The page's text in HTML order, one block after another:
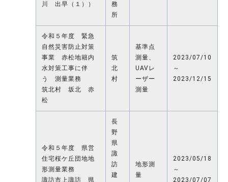
川 出早（１））
務
所
令和５年度 緊急
自然災害防止対策
事業 赤松地籍内
水対策工事に伴
う 測量業務
筑北村 坂北 赤
松
筑
北
村
基準点
測量、
UAVレ
ーザー
測量
2023/07/10
～
2023/12/15
令和５年度 県営
住宅桜ケ丘団地地
形測量業務
諏訪市上諏訪 県
長
野
県
諏
訪
建
地形測
量
2023/05/18
～
2023/07/07